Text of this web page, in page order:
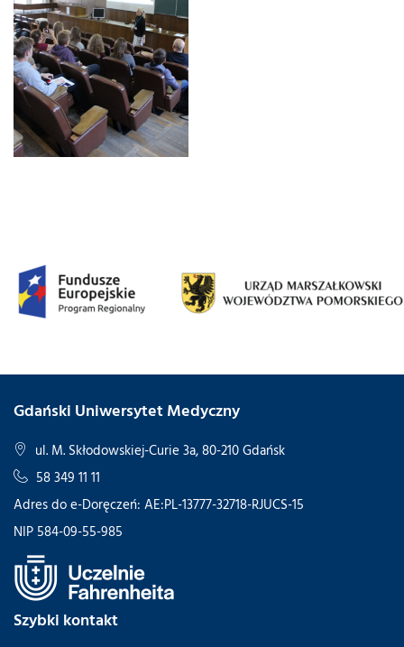
Gdański Uniwersytet Medyczny
ul. M. Skłodowskiej-Curie 3a, 80-210 Gdańsk
58 349 11 11
Adres do e-Doręczeń: AE:PL-13777-32718-RJUCS-15
NIP 584-09-55-985
Szybki kontakt